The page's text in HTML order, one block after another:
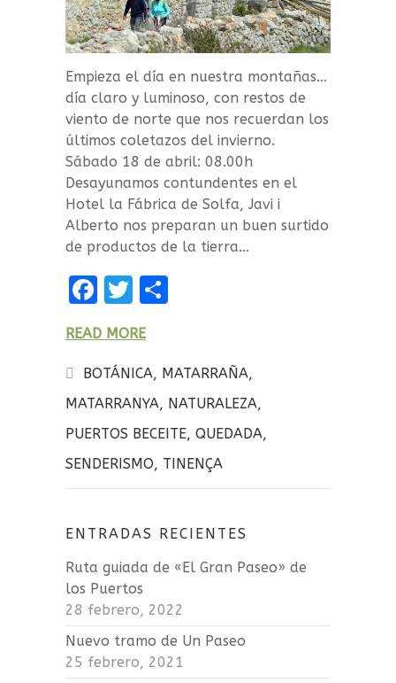
Empieza el día en nuestra montañas…
día claro y luminoso, con restos de
viento de norte que nos recuerdan los
últimos coletazos del invierno.
Sábado 18 de abril: 08.00h
Desayunamos contundentes en el
Hotel la Fábrica de Solfa, Javi i
Alberto nos preparan un buen surtido
de productos de la tierra…
F
ce
b
o
o
k
T
it
te
r
p
a
rt
ir
READ MORE
BOTÁNICA, MATARRAÑA,
MATARRANYA, NATURALEZA,
PUERTOS BECEITE, QUEDADA,
SENDERISMO, TINENÇA
ENTRADAS RECIENTES
Ruta guiada de «El Gran Paseo» de
los Puertos
28 febrero, 2022
Nuevo tramo de Un Paseo
25 febrero, 2021